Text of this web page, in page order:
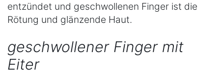
entzündet und geschwollenen Finger ist die
Rötung und glänzende Haut.
geschwollener Finger mit
Eiter